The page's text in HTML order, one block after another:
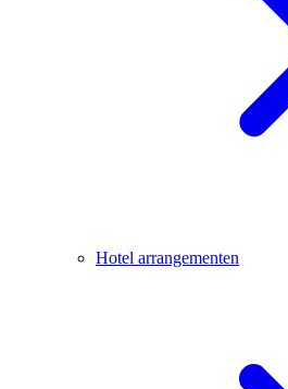
Hotel arrangementen